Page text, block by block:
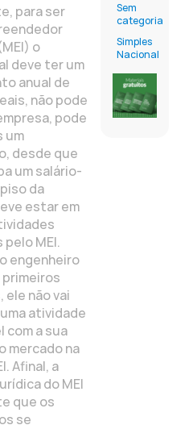
para ser
o
deve ter um
anual de
não pode
pode
um
desde que
um salário-
da
estar em
MEI.
engenheiro
não vai
atividade
com a sua
mercado na
Afinal, a
do MEI
que os
se
Sem
categoria
Simples
Nacional